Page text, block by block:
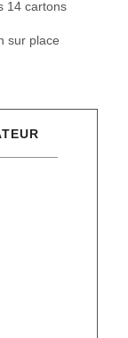
14 cartons
sur place